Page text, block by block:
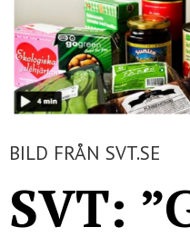
BILD FRÅN SVT.SE
SVT: